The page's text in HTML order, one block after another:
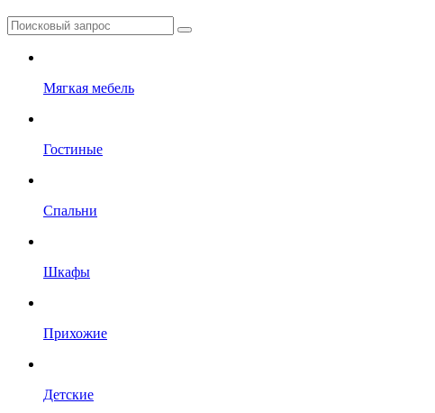
Мягкая мебель
Гостиные
Спальни
Шкафы
Прихожие
Детские